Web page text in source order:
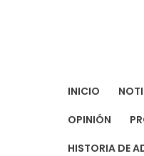
INICIO
OPINIÓN
HISTORIA DE